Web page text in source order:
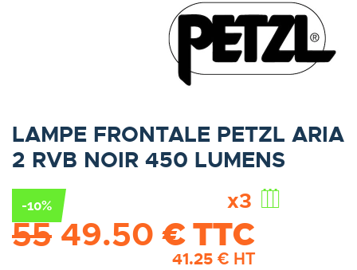
LAMPE FRONTALE PETZL ARIA
2 RVB NOIR 450 LUMENS
-10% x3
5549.50 € TTC
41.25 € HT